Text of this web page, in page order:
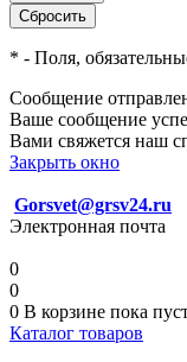
* - Поля,
Сообщение
Ваше сообщение
Вами свяжется наш
Закрыть окно
Gorsvet@grsv24.ru
Электронная почта
0
0
0 В корзине пока
Каталог товаров